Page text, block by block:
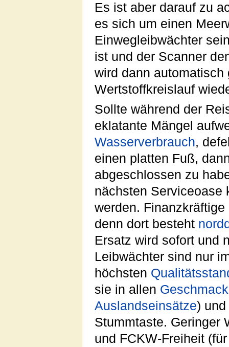
Es ist aber darauf zu
es sich um einen
Einwegleibwächter
ist und der Scanner
wird dann
Wertstoffkreislauf
Sollte während der
eklatante Mängel
Wasserverbrauch,
einen platten Fuß,
abgeschlossen zu
nächsten Serviceoase
werden. Finanzkräftige
denn dort besteht
Ersatz wird sofort und
Leibwächter sind nur
höchsten
sie in allen
Auslandseinsätze)
Stummtaste. Geringer
und FCKW-Freiheit